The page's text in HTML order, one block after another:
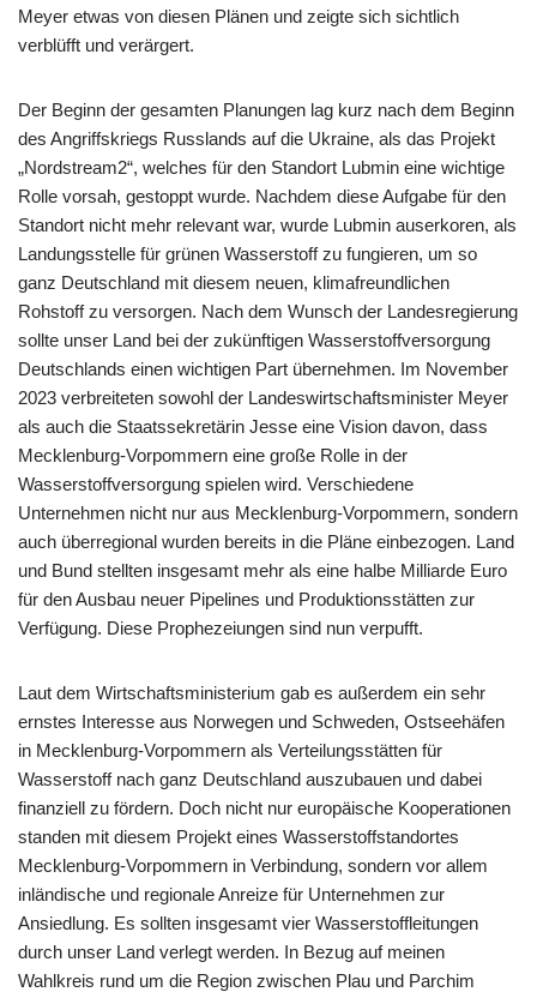
Meyer etwas von diesen Plänen und zeigte sich sichtlich
verblüfft und verärgert.
Der Beginn der gesamten Planungen lag kurz nach dem Beginn
des Angriffskriegs Russlands auf die Ukraine, als das Projekt
„Nordstream2“, welches für den Standort Lubmin eine wichtige
Rolle vorsah, gestoppt wurde. Nachdem diese Aufgabe für den
Standort nicht mehr relevant war, wurde Lubmin auserkoren, als
Landungsstelle für grünen Wasserstoff zu fungieren, um so
ganz Deutschland mit diesem neuen, klimafreundlichen
Rohstoff zu versorgen. Nach dem Wunsch der Landesregierung
sollte unser Land bei der zukünftigen Wasserstoffversorgung
Deutschlands einen wichtigen Part übernehmen. Im November
2023 verbreiteten sowohl der Landeswirtschaftsminister Meyer
als auch die Staatssekretärin Jesse eine Vision davon, dass
Mecklenburg-Vorpommern eine große Rolle in der
Wasserstoffversorgung spielen wird. Verschiedene
Unternehmen nicht nur aus Mecklenburg-Vorpommern, sondern
auch überregional wurden bereits in die Pläne einbezogen. Land
und Bund stellten insgesamt mehr als eine halbe Milliarde Euro
für den Ausbau neuer Pipelines und Produktionsstätten zur
Verfügung. Diese Prophezeiungen sind nun verpufft.
Laut dem Wirtschaftsministerium gab es außerdem ein sehr
ernstes Interesse aus Norwegen und Schweden, Ostseehäfen
in Mecklenburg-Vorpommern als Verteilungsstätten für
Wasserstoff nach ganz Deutschland auszubauen und dabei
finanziell zu fördern. Doch nicht nur europäische Kooperationen
standen mit diesem Projekt eines Wasserstoffstandortes
Mecklenburg-Vorpommern in Verbindung, sondern vor allem
inländische und regionale Anreize für Unternehmen zur
Ansiedlung. Es sollten insgesamt vier Wasserstoffleitungen
durch unser Land verlegt werden. In Bezug auf meinen
Wahlkreis rund um die Region zwischen Plau und Parchim